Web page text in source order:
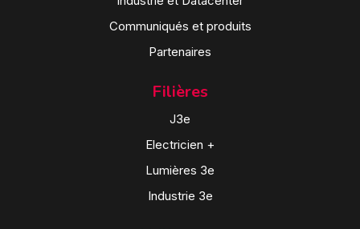
Communiqués et produits
Partenaires
Filières
J3e
Electricien +
Lumières 3e
Industrie 3e